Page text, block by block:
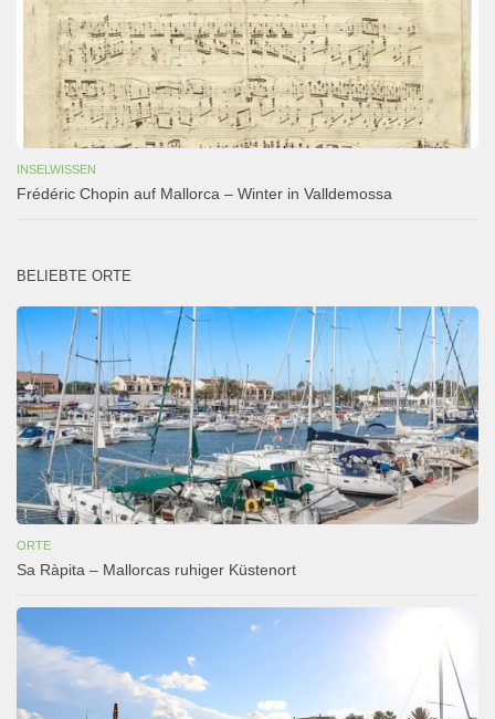
INSELWISSEN
Frédéric Chopin auf Mallorca – Winter in Valldemossa
BELIEBTE ORTE
ORTE
Sa Ràpita – Mallorcas ruhiger Küstenort